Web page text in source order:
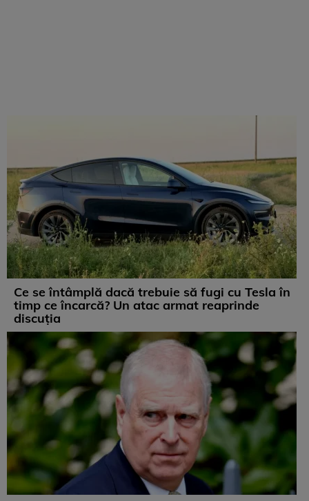
Ce se întâmplă dacă trebuie să fugi cu Tesla în
timp ce încarcă? Un atac armat reaprinde
discuția